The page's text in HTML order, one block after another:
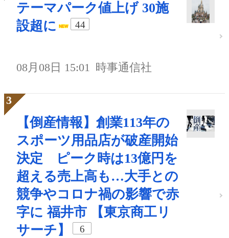
テーマパーク値上げ 30施
設超に
44
08月08日 15:01 時事通信社
【倒産情報】創業113年の
スポーツ用品店が破産開始
決定 ピーク時は13億円を
超える売上高も…大手との
競争やコロナ禍の影響で赤
字に 福井市 【東京商工リ
サーチ】
6